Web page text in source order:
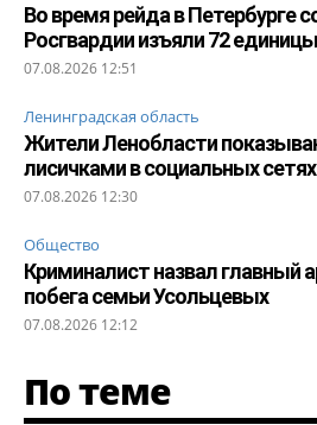
Во время рейда в Петербурге
Росгвардии изъяли 72
07.08.2026 12:51
Ленинградская область
Жители Ленобласти
лисичками в социальных сетях
07.08.2026 12:30
Общество
Криминалист назвал главный
побега семьи Усольцевых
07.08.2026 12:12
По теме